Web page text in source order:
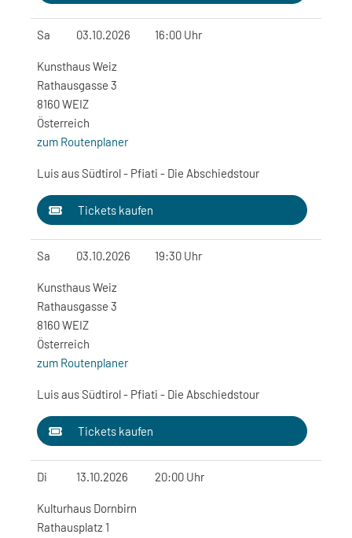
Sa 03.10.2026 16:00 Uhr
Kunsthaus Weiz
Rathausgasse 3
8160 WEIZ
Österreich
zum Routenplaner
Luis aus Südtirol - Pfiati - Die Abschiedstour
Tickets kaufen
Sa 03.10.2026 19:30 Uhr
Kunsthaus Weiz
Rathausgasse 3
8160 WEIZ
Österreich
zum Routenplaner
Luis aus Südtirol - Pfiati - Die Abschiedstour
Tickets kaufen
Di 13.10.2026 20:00 Uhr
Kulturhaus Dornbirn
Rathausplatz 1